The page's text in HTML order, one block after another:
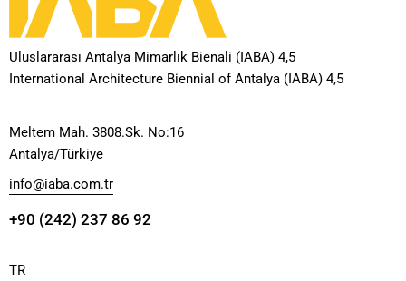
Uluslararası Antalya Mimarlık Bienali (IABA) 4,5
International Architecture Biennial of Antalya (IABA) 4,5
Meltem Mah. 3808.Sk. No:16
Antalya/Türkiye
info@iaba.com.tr
+90 (242) 237 86 92
TR